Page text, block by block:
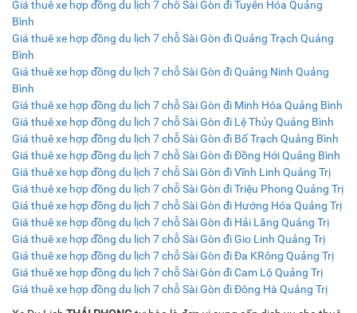
Giá thuê xe hợp đồng du lịch 7 chỗ Sài Gòn đi Tuyên Hóa Quảng
Bình
Giá thuê xe hợp đồng du lịch 7 chỗ Sài Gòn đi Quảng Trạch Quảng
Bình
Giá thuê xe hợp đồng du lịch 7 chỗ Sài Gòn đi Quảng Ninh Quảng
Bình
Giá thuê xe hợp đồng du lịch 7 chỗ Sài Gòn đi Minh Hóa Quảng Bình
Giá thuê xe hợp đồng du lịch 7 chỗ Sài Gòn đi Lệ Thủy Quảng Bình
Giá thuê xe hợp đồng du lịch 7 chỗ Sài Gòn đi Bố Trạch Quảng Bình
Giá thuê xe hợp đồng du lịch 7 chỗ Sài Gòn đi Đồng Hới Quảng Bình
Giá thuê xe hợp đồng du lịch 7 chỗ Sài Gòn đi Vĩnh Linh Quảng Trị
Giá thuê xe hợp đồng du lịch 7 chỗ Sài Gòn đi Triệu Phong Quảng Trị
Giá thuê xe hợp đồng du lịch 7 chỗ Sài Gòn đi Hướng Hóa Quảng Trị
Giá thuê xe hợp đồng du lịch 7 chỗ Sài Gòn đi Hải Lăng Quảng Trị
Giá thuê xe hợp đồng du lịch 7 chỗ Sài Gòn đi Gio Linh Quảng Trị
Giá thuê xe hợp đồng du lịch 7 chỗ Sài Gòn đi Đa KRông Quảng Trị
Giá thuê xe hợp đồng du lịch 7 chỗ Sài Gòn đi Cam Lộ Quảng Trị
Giá thuê xe hợp đồng du lịch 7 chỗ Sài Gòn đi Đông Hà Quảng Trị